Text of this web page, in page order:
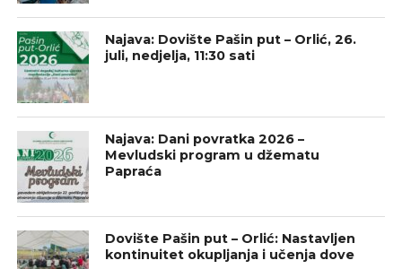
Najava: Dovište Pašin put – Orlić, 26.
juli, nedjelja, 11:30 sati
Najava: Dani povratka 2026 –
Mevludski program u džematu
Papraća
Dovište Pašin put – Orlić: Nastavljen
kontinuitet okupljanja i učenja dove